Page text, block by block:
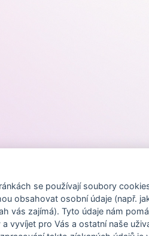
se používají soubory
obsahovat osobní údaje (např.
vás zajímá). Tyto údaje nám
vyvíjet pro Vás a ostatní naše